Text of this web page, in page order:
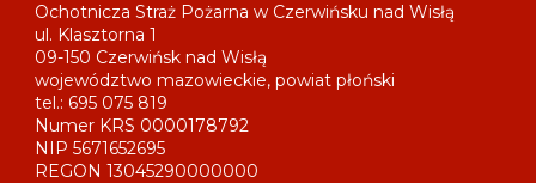
Ochotnicza Straż Pożarna w Czerwińsku nad Wisłą
ul. Klasztorna 1
09-150 Czerwińsk nad Wisłą
województwo mazowieckie, powiat płoński
tel.: 695 075 819
Numer KRS 0000178792
NIP 5671652695
REGON 13045290000000